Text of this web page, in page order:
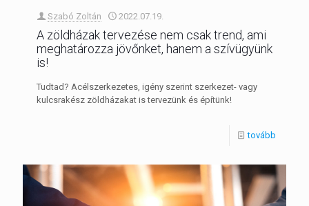
Szabó Zoltán 2022.07.19.
A zöldházak tervezése nem csak trend, ami
meghatározza jövőnket, hanem a szívügyünk
is!
Tudtad? Acélszerkezetes, igény szerint szerkezet- vagy
kulcsrakész zöldházakat is tervezünk és építünk!
tovább